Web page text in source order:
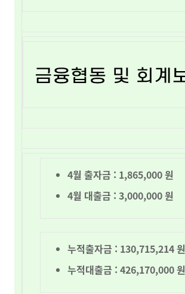
4월 출자금 : 1,865,000원
4월 대출금 : 3,000,000 원
누적출자금 : 130,715,214원
누적대출금 : 426,170,000 원